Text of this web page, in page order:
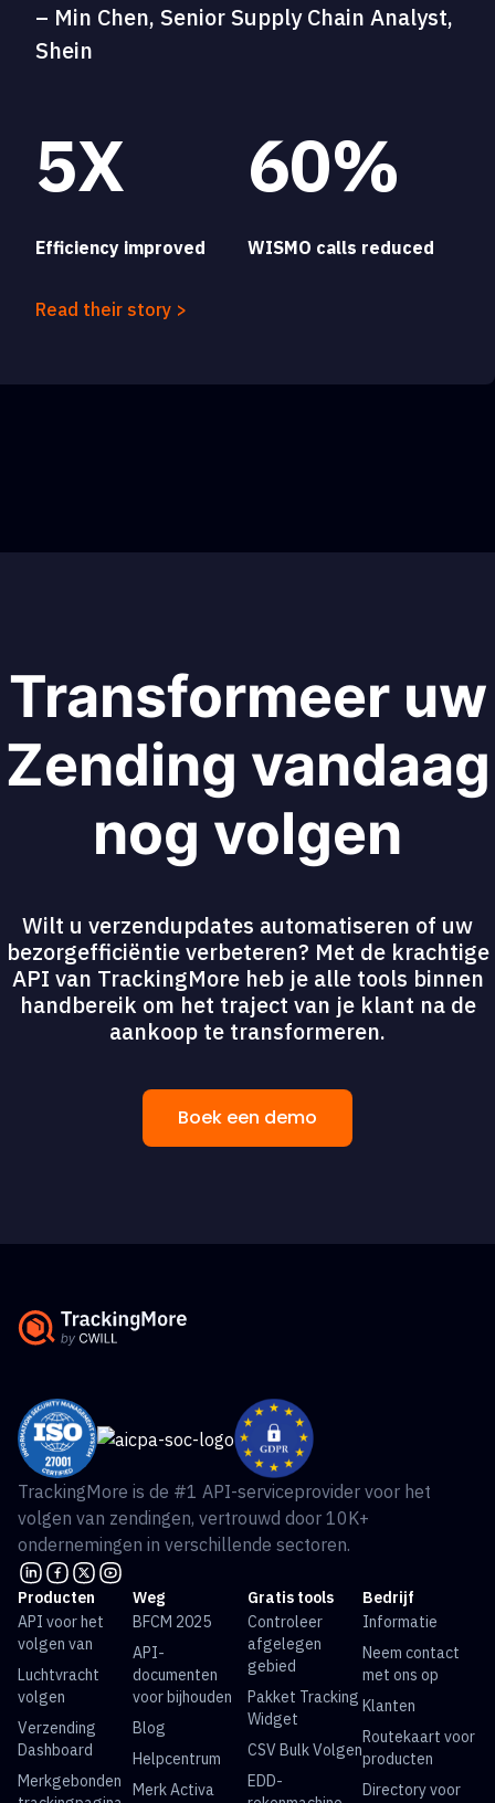
– Min Chen, Senior Supply Chain Analyst,
Shein
5X
Efficiency improved
60%
WISMO calls reduced
Read their story >
Transformeer uw
Zending vandaag
nog volgen
Wilt u verzendupdates automatiseren of uw
bezorgefficiëntie verbeteren? Met de krachtige
API van TrackingMore heb je alle tools binnen
handbereik om het traject van je klant na de
aankoop te transformeren.
Boek een demo
TrackingMore is de #1 API-serviceprovider voor het
volgen van zendingen, vertrouwd door 10K+
ondernemingen in verschillende sectoren.
Producten
API voor het
volgen van
Luchtvracht
volgen
Verzending
Dashboard
Merkgebonden
Weg
BFCM 2025
API-
documenten
voor bijhouden
Blog
Helpcentrum
Merk Activa
Gratis tools
Controleer
afgelegen
gebied
Pakket Tracking
Widget
CSV Bulk Volgen
EDD-
Bedrijf
Informatie
Neem contact
met ons op
Klanten
Routekaart voor
producten
Directory voor